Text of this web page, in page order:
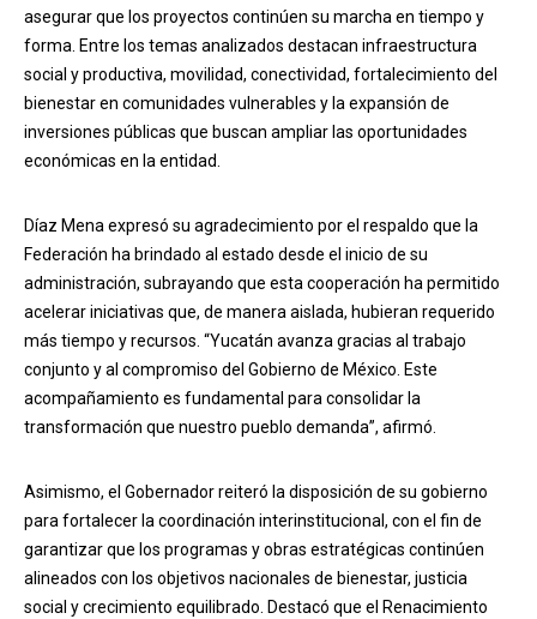
asegurar que los proyectos continúen su marcha en tiempo y
forma. Entre los temas analizados destacan infraestructura
social y productiva, movilidad, conectividad, fortalecimiento del
bienestar en comunidades vulnerables y la expansión de
inversiones públicas que buscan ampliar las oportunidades
económicas en la entidad.
Díaz Mena expresó su agradecimiento por el respaldo que la
Federación ha brindado al estado desde el inicio de su
administración, subrayando que esta cooperación ha permitido
acelerar iniciativas que, de manera aislada, hubieran requerido
más tiempo y recursos. “Yucatán avanza gracias al trabajo
conjunto y al compromiso del Gobierno de México. Este
acompañamiento es fundamental para consolidar la
transformación que nuestro pueblo demanda”, afirmó.
Asimismo, el Gobernador reiteró la disposición de su gobierno
para fortalecer la coordinación interinstitucional, con el fin de
garantizar que los programas y obras estratégicas continúen
alineados con los objetivos nacionales de bienestar, justicia
social y crecimiento equilibrado. Destacó que el Renacimiento